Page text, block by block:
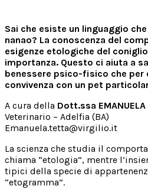
Sai che esiste un linguaggio
nanao? La conoscenza del
esigenze etologiche del
importanza. Questo ci aiuta a
benessere psico-fisico che per
convivenza con un pet
A cura della Dott.ssa EMANUELA
Veterinario – Adelfia (BA)
Emanuela.tetta@virgilio.it
La scienza che studia il
chiama “etologia”, mentre
tipici della specie di
“etogramma”.